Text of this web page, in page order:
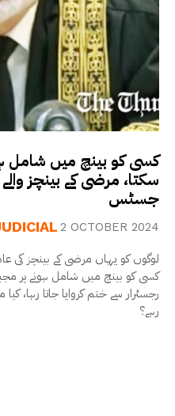
کسی کو بینچ میں شامل
سکتا، مرضی کے بینچز
جسٹس
2 OCTOBER 2024
لوگوں کو یہاں مرضی کے بینچز کی
کسی کو بینچ میں شامل ہونے پر
رجسٹرار سے ختم کروایا جاتا رہا،
رہے؟